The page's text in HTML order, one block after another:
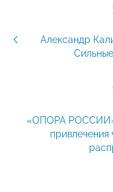
Александр
«ОПОРА РОССИИ»
привлечения